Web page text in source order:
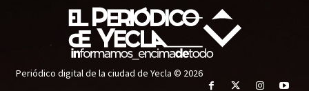
Periódico digital de la ciudad de Yecla © 2026